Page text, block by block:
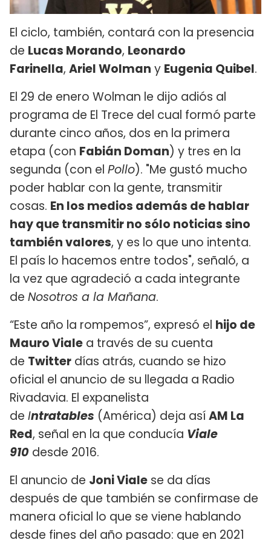
El ciclo, también, contará con la presencia
de Lucas Morando, Leonardo
Farinella, Ariel Wolman y Eugenia Quibel.
El 29 de enero Wolman le dijo adiós al
programa de El Trece del cual formó parte
durante cinco años, dos en la primera
etapa (con Fabián Doman) y tres en la
segunda (con el Pollo). "Me gustó mucho
poder hablar con la gente, transmitir
cosas. En los medios además de hablar
hay que transmitir no sólo noticias sino
también valores, y es lo que uno intenta.
El país lo hacemos entre todos", señaló, a
la vez que agradeció a cada integrante
de Nosotros a la Mañana.
“Este año la rompemos”, expresó el hijo de
Mauro Viale a través de su cuenta
de Twitter días atrás, cuando se hizo
oficial el anuncio de su llegada a Radio
Rivadavia. El expanelista
de Intratables (América) deja asíAM La
Red, señal en la que conducía Viale
910 desde 2016.
El anuncio de Joni Viale se da días
después de que también se confirmase de
manera oficial lo que se viene hablando
desde fines del año pasado: que en 2021